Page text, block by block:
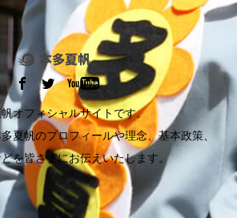
オフィシャルサイトです。
夏帆のプロフィールや理念、基本政策、
を皆さまにお伝えいたします。